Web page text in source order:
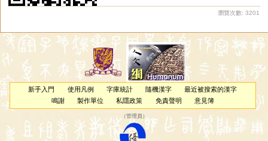
瀏覽次數: 3201
新手入門 使用凡例 字庫統計 隨機漢字
最近被搜索的漢字
鳴謝
製作單位 私隱政策 免責聲明 意見簿
（管理員 ）